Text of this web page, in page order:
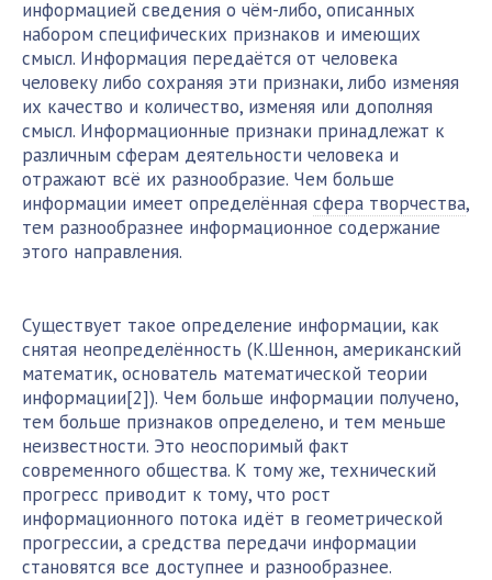
информацией сведения о чём-либо, описанных
набором специфических признаков и имеющих
смысл. Информация передаётся от человека
человеку либо сохраняя эти признаки, либо изменяя
их качество и количество, изменяя или дополняя
смысл. Информационные признаки принадлежат к
различным сферам деятельности человека и
отражают всё их разнообразие. Чем больше
информации имеет определённая сфера творчества,
тем разнообразнее информационное содержание
этого направления.
Существует такое определение информации, как
снятая неопределённость (К.Шеннон, американский
математик, основатель математической теории
информации[2]). Чем больше информации получено,
тем больше признаков определено, и тем меньше
неизвестности. Это неоспоримый факт
современного общества. К тому же, технический
прогресс приводит к тому, что рост
информационного потока идёт в геометрической
прогрессии, а средства передачи информации
становятся все доступнее и разнообразнее.